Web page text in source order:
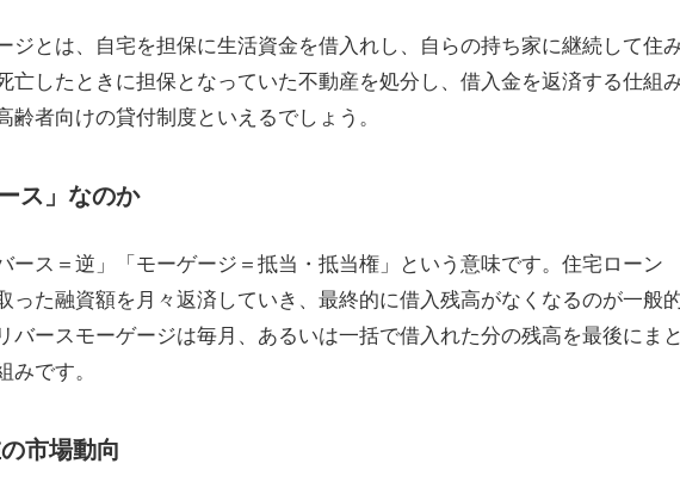
ジとは、自宅を担保に生活資金を借入れし、自らの持ち家に継続して住
亡したときに担保となっていた不動産を処分し、借入金を返済する仕組
齢者向けの貸付制度といえるでしょう。
ス」なのか
ース＝逆」「モーゲージ＝抵当・抵当権」という意味です。住宅ローン
った融資額を月々返済していき、最終的に借入残高がなくなるのが一般
バースモーゲージは毎月、あるいは一括で借入れた分の残高を最後にま
みです。
市場動向